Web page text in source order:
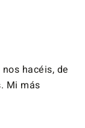
hacéis, de
Mi más